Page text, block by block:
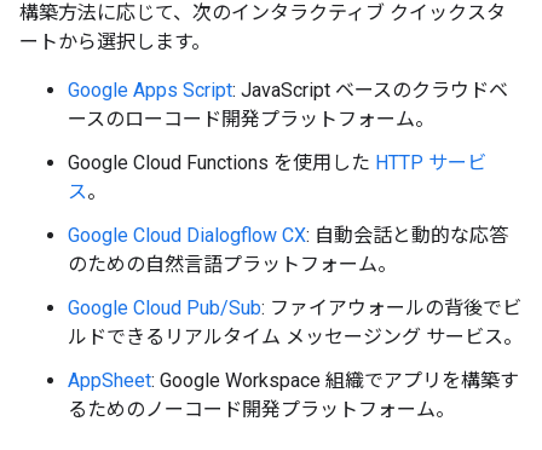
構築方法に応じて、次のインタラクティブ クイックスタ
ートから選択します。
Google Apps Script: JavaScript ベースのクラウドベ
ースのローコード開発プラットフォーム。
Google Cloud Functions を使用した HTTP サービ
ス。
Google Cloud Dialogflow CX: 自動会話と動的な応答
のための自然言語プラットフォーム。
Google Cloud Pub/Sub: ファイアウォールの背後でビ
ルドできるリアルタイム メッセージング サービス。
AppSheet: Google Workspace 組織でアプリを構築す
るためのノーコード開発プラットフォーム。